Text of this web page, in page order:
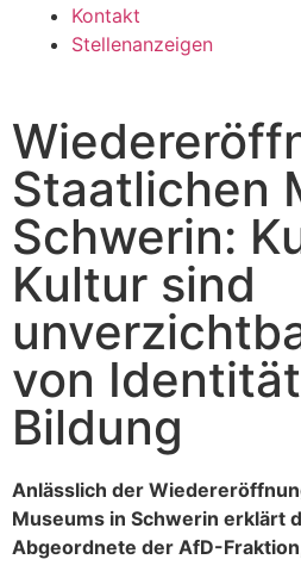
Kontakt
Stellenanzeigen
Staatlichen
Schwerin:
Kultur sind
von
Bildung
Anlässlich der
Museums in Schwerin erklärt
Abgeordnete der AfD-